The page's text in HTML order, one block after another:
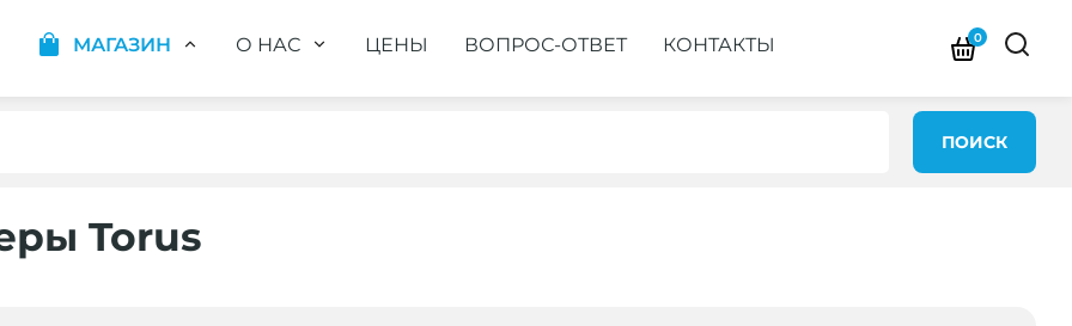
МАГАЗИН
Канальные кондиционеры
О НАС ЦЕНЫ ВОПРОС-ОТВЕТ КОНТАКТЫ 0
ПОИСК
Torus